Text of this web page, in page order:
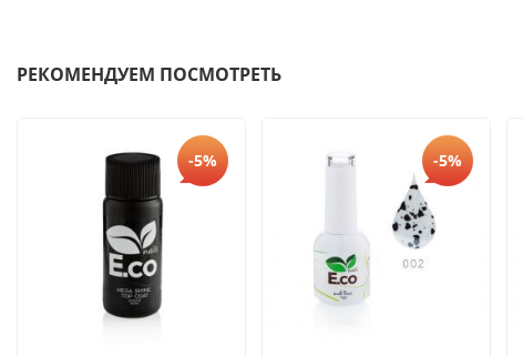
РЕКОМЕНДУЕМ ПОСМОТРЕТЬ
-5% -5%